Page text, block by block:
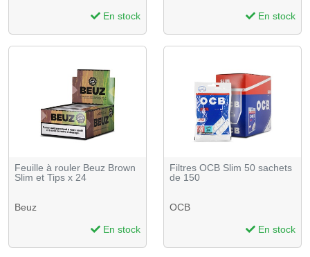
En stock
En stock
Feuille à rouler Beuz Brown
Slim et Tips x 24
Beuz
En stock
Filtres OCB Slim 50 sachets
de 150
OCB
En stock